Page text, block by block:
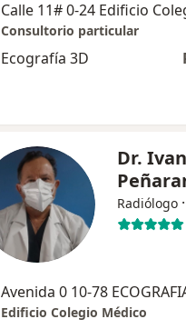
Consultorio particular
Ecografía 3D
Dr.
Radiólogo ·
Edificio Colegio Médico